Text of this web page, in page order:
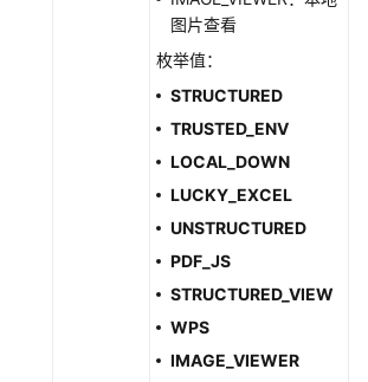
图片查看
枚举值：
STRUCTURED
TRUSTED_ENV
LOCAL_DOWN
LUCKY_EXCEL
UNSTRUCTURED
PDF_JS
STRUCTURED_VIEW
WPS
IMAGE_VIEWER